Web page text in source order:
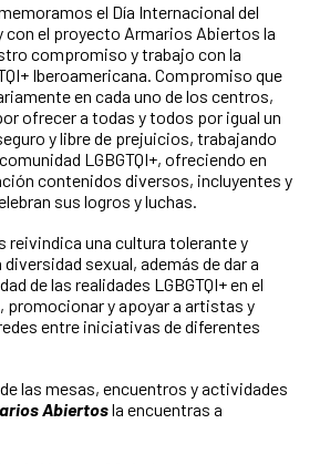
el Día Internacional del
con el proyecto Armarios Abiertos la
compromiso y trabajo con la
Iberoamericana. Compromiso que
en cada uno de los centros,
ofrecer a todas y todos por igual un
y libre de prejuicios, trabajando
LGBGTQI+, ofreciendo en
contenidos diversos, incluyentes y
sus logros y luchas.
reivindica una cultura tolerante y
sexual, además de dar a
de las realidades LGBGTQI+ en el
promocionar y apoyar a artistas y
entre iniciativas de diferentes
las mesas, encuentros y actividades
Abiertosla encuentras a